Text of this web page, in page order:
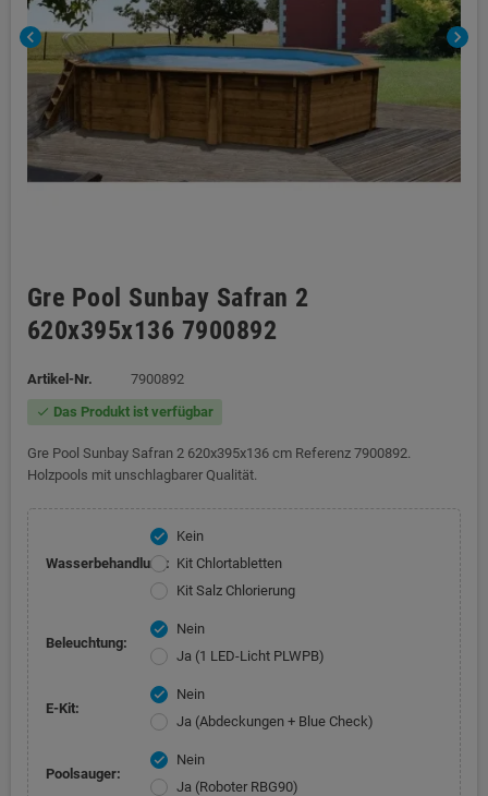
chevron_left chevron_right
Gre Pool Sunbay Safran 2
620x395x136 7900892
Artikel-Nr. 7900892
check Das Produkt ist verfügbar
Gre Pool Sunbay Safran 2 620x395x136 cm Referenz 7900892.
Holzpools mit unschlagbarer Qualität.
Wasserbehandlung:
check
Kein
Kit Chlortabletten
Kit Salz Chlorierung
Beleuchtung:
check
Nein
Ja (1 LED-Licht PLWPB)
E-Kit:
check
Nein
Ja (Abdeckungen + Blue Check)
Poolsauger:
check
Nein
Ja (Roboter RBG90)